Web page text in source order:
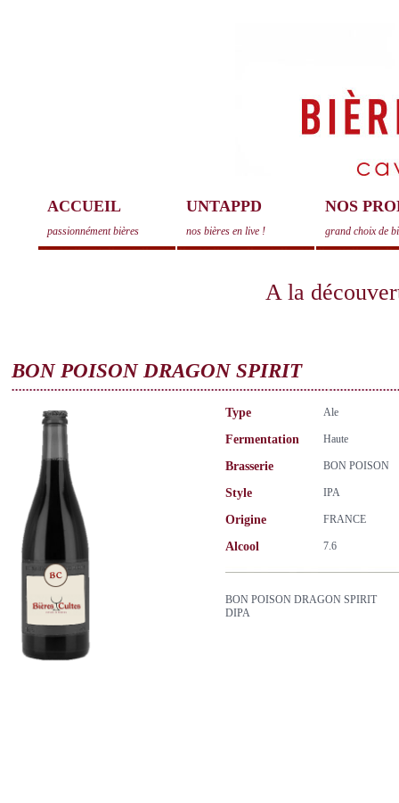
ACCUEIL
passionnément bières
UNTAPPD
nos bières en live !
NOS
grand choix de
A la
BON POISON DRAGON SPIRIT
Type Ale
Fermentation Haute
Brasserie BON POISON
Style IPA
Origine FRANCE
Alcool 7.6
BON POISON DRAGON SPIRIT
DIPA